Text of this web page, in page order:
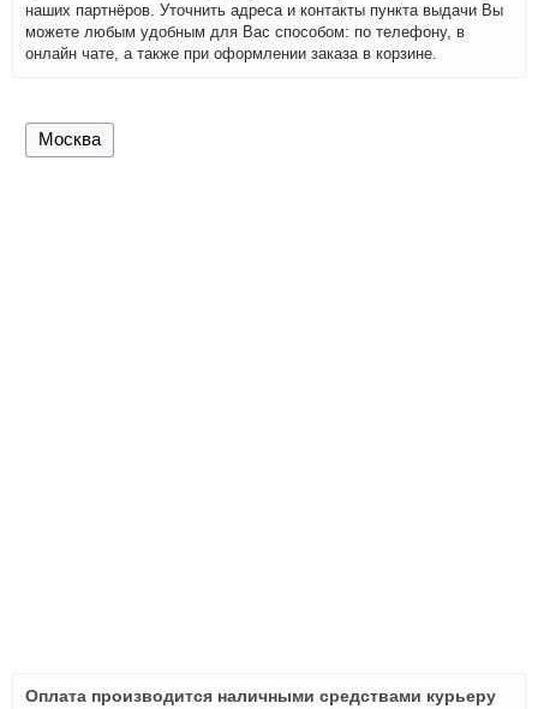
наших партнёров. Уточнить адреса и контакты пункта выдачи Вы
можете любым удобным для Вас способом: по телефону, в
онлайн чате, а также при оформлении заказа в корзине.
Москва
Оплата производится наличными средствами курьеру